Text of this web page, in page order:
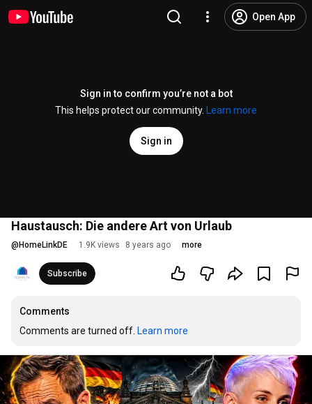
Open App
Sign in to confirm you’re not a bot
This helps protect our community.
Learn more
Sign in
Haustausch: Die andere Art von Urlaub
@ HomeLinkDE 1.9K views 8 years ago more
Subscribe
Comments
Comments are turned off. Learn more